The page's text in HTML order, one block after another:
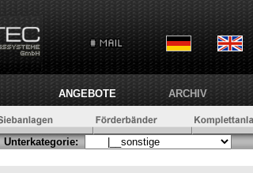
ANGEBOTE ARCHIV
Unterkategorie: